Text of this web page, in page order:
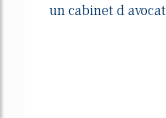
un cabinet d avocat